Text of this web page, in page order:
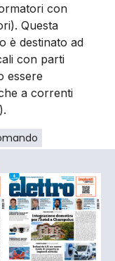
con
Questa
è destinato ad
con parti
essere
a correnti